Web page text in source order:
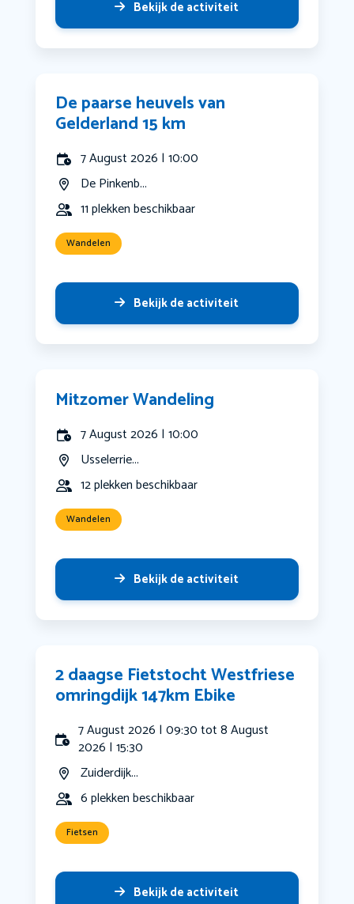
Bekijk de activiteit
De paarse heuvels van
Gelderland 15 km
7 August 2026 | 10:00
De Pinkenb...
11 plekken beschikbaar
Wandelen
Bekijk de activiteit
Mitzomer Wandeling
7 August 2026 | 10:00
Usselerrie...
12 plekken beschikbaar
Wandelen
Bekijk de activiteit
2 daagse Fietstocht Westfriese
omringdijk 147km Ebike
7 August 2026 | 09:30 tot 8 August
2026 | 15:30
Zuiderdijk...
6 plekken beschikbaar
Fietsen
Bekijk de activiteit